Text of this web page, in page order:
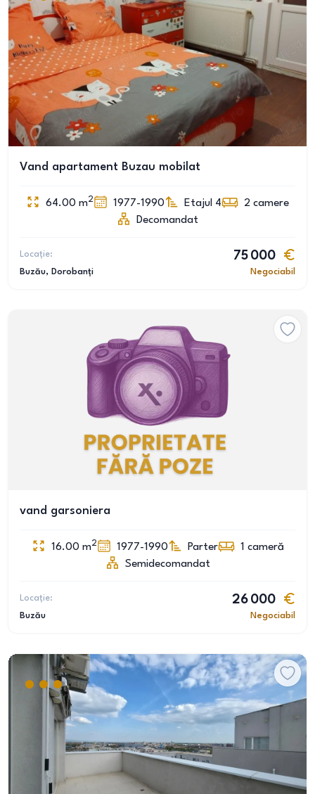
Vand apartament Buzau mobilat
64.00 m2 1977-1990 Etajul 4 2 camere
Decomandat
Locație:
Buzău, Dorobanți
75 000
Negociabil
vand garsoniera
16.00 m2 1977-1990 Parter 1 cameră
Semidecomandat
Locație:
Buzău
26 000
Negociabil